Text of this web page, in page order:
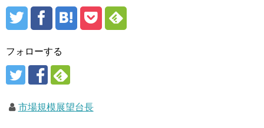
フォローする
市場規模展望台長